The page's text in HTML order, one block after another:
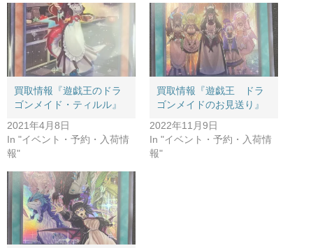
買取情報『遊戯王のドラ
ゴンメイド・ティルル』
2021年4月8日
In "イベント・予約・入荷情
報"
買取情報『遊戯王 ドラ
ゴンメイドのお見送り』
2022年11月9日
In "イベント・予約・入荷情
報"